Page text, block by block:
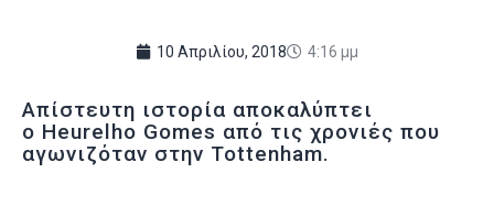
10 Απριλίου, 2018 4:16 μμ
Απίστευτη ιστορία αποκαλύπτει
ο Heurelho Gomes από τις χρονιές που
αγωνιζόταν στην Tottenham.